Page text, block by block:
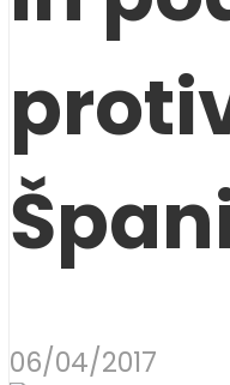
06/04/2017